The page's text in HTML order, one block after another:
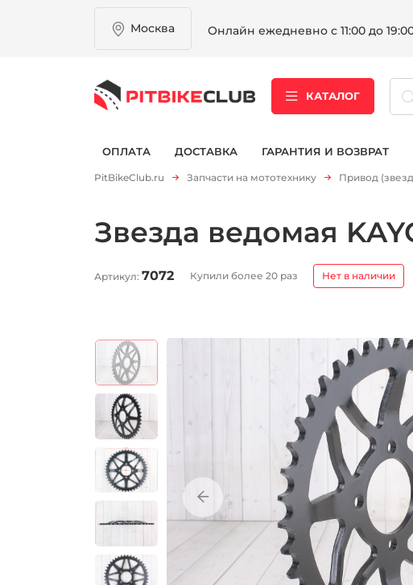
Москва Онлайн ежедневно с 11:00 до
КАТАЛОГ
ОПЛАТА ДОСТАВКА ГАРАНТИЯ И ВОЗВРАТ
PitBikeClub.ru Запчасти на мототехнику Привод
Звезда ведомая
Артикул: 7072 Купили более 20 раз Нет в наличии